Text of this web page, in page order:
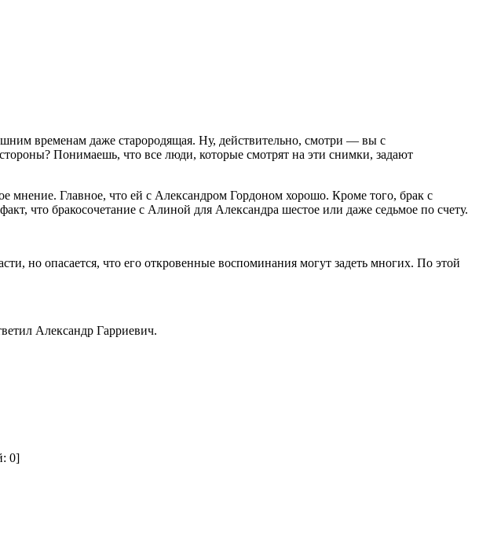
временам даже старородящая. Ну, действительно, смотри — вы с
Понимаешь, что все люди, которые смотрят на эти снимки, задают
мнение. Главное, что ей с Александром Гордоном хорошо. Кроме того, брак с
что бракосочетание с Алиной для Александра шестое или даже седьмое по счету.
но опасается, что его откровенные воспоминания могут задеть многих. По этой
Александр Гарриевич.
0]